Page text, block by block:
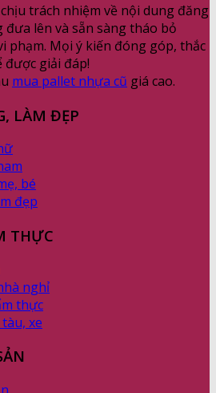
trách nhiệm về nội dung đăng
lên và sẵn sàng tháo bỏ
phạm. Mọi ý kiến đóng góp, thắc
được giải đáp!
mua pallet nhựa cũ giá cao.
LÀM ĐẸP
bé
đẹp
THỰC
nghỉ
thực
xe